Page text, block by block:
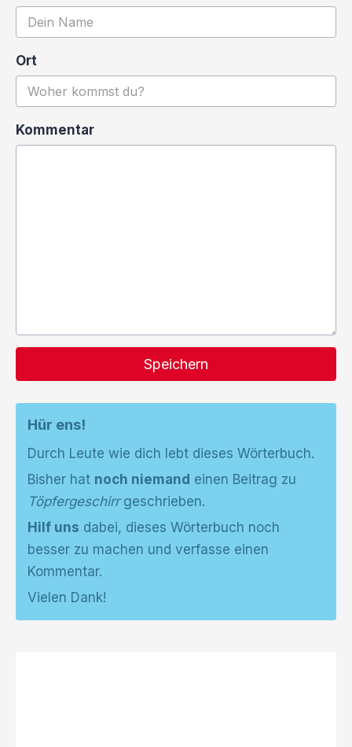
Ort
Kommentar
Speichern
Hür ens!
Durch Leute wie dich lebt dieses Wörterbuch.
Bisher hat noch niemand einen Beitrag zu
Töpfergeschirrgeschrieben.
Hilf uns dabei, dieses Wörterbuch noch
besser zu machen und verfasse einen
Kommentar.
Vielen Dank!